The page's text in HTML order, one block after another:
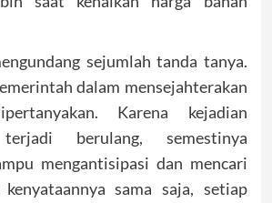
sejumlah tanda tanya.
dalam mensejahterakan
Karena kejadian
berulang, semestinya
mengantisipasi dan mencari
sama saja, setiap